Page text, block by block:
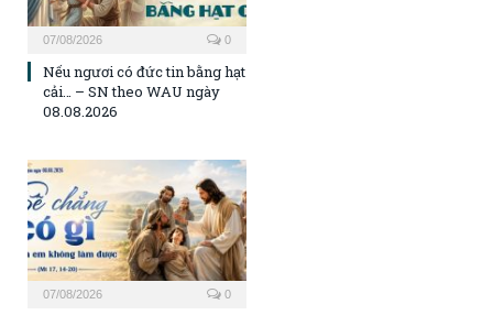
07/08/2026 0
Nếu ngươi có đức tin bằng hạt
cải… – SN theo WAU ngày
08.08.2026
07/08/2026 0